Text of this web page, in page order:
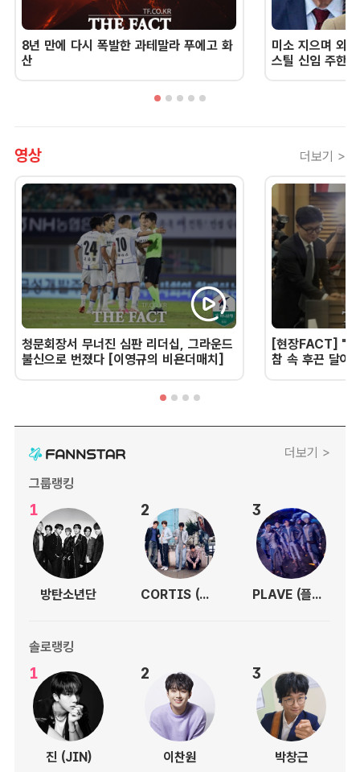
8년 만에 다시 폭발한 과테말라 푸에고 화
산
미소 지으며 외
스틸 신임 주한
영상 더보기 >
청문회장서 무너진 심판 리더십, 그라운드
불신으로 번졌다 [이영규의 비욘더매치]
[현장FACT] "한
참 속 후끈 달아
더보기 >
그룹랭킹
1
방탄소년단
2
CORTIS (코르티스)
3
PLAVE (플레이브)
솔로랭킹
1
진 (JIN)
2
이찬원
3
박창근